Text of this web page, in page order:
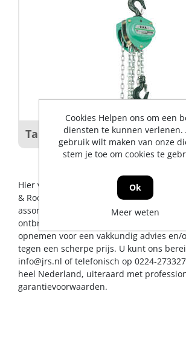
Takels en lieren
Hier vindt u alles op het gebied van
& Roos BV probeert u op dit gebied een
assortiment aan te bieden. Mocht er toch
ontbreken, dan kunt u natuurlijk altijd
opnemen voor een vakkundig advies en/
tegen een scherpe prijs. U kunt ons
info@jrs.nl of telefonisch op 0224-
heel Nederland, uiteraard met
garantievoorwaarden.
Cookies Helpen ons om een
diensten te kunnen verlenen.
gebruik wilt maken van onze
stem je toe om cookies te
Ok
Meer weten